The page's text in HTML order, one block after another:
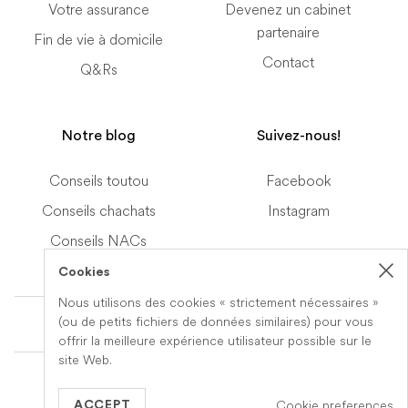
Cookies
Nous utilisons des cookies « strictement nécessaires »
(ou de petits fichiers de données similaires) pour vous
offrir la meilleure expérience utilisateur possible sur le
site Web.
ACCEPT
Votre assurance
Fin de vie à domicile
Q&Rs
Devenez un cabinet
partenaire
Contact
Notre blog
Conseils toutou
Conseils chachats
Conseils NACs
Suivez-nous!
Facebook
Instagram
Terms of Service